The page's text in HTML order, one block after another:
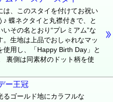
は、このスタイを付けてお祝い
♪ 蝶ネクタイと丸襟付きで、と
いその名とおり“プレミアム”な
。生地は上品でおしゃれなマッ
使用し、「Happy Birth Day」と
裏側は同素材のドット柄を使
ー王冠
るゴールド地にカラフルな